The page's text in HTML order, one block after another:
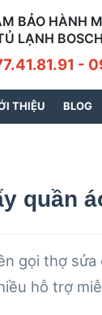
BẢO HÀNH
LẠNH
-
THIỆU BLOG
quần
gọi thợ
hỗ trợ